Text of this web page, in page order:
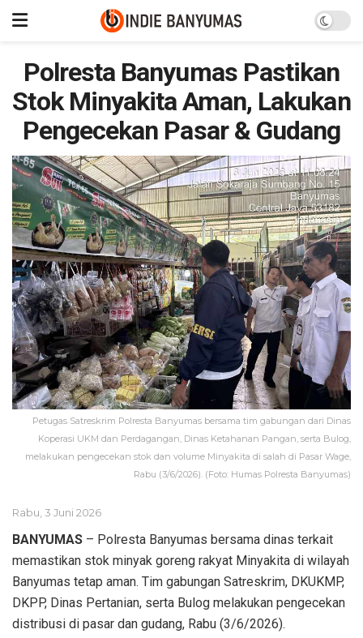
Polresta Banyumas Pastikan
Stok Minyakita Aman, Lakukan
Pengecekan Pasar & Gudang
Petugas Satreskrim Polresta Banyumas bersama tim gabungan dari Dinas
Koperasi UKM dan Perdagangan, Dinas Ketahanan Pangan, serta Bulog,
melakukan pengecekan stok dan volume Minyakita di salah di Pasar Wage,
Rabu (3/6/2026). (Foto: Humas Polresta Banyumas)
Rabu, 3 Juni 2026
BANYUMAS – Polresta Banyumas bersama dinas terkait
memastikan stok minyak goreng rakyat Minyakita di wilayah
Banyumas tetap aman. Tim gabungan Satreskrim, DKUKMP,
DKPP, Dinas Pertanian, serta Bulog melakukan pengecekan
distribusi di pasar dan gudang, Rabu (3/6/2026).